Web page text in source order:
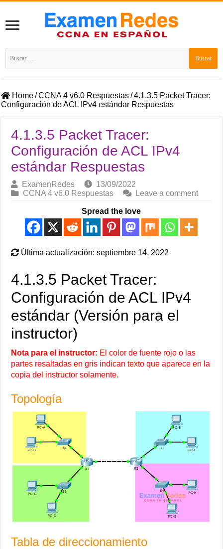
Buscar:
Home/CCNA 4 v6.0 Respuestas/4.1.3.5 Packet Tracer:
Configuración de ACL IPv4 estándar Respuestas
4.1.3.5 Packet Tracer:
Configuración de ACL IPv4
estándar Respuestas
ExamenRedes
13/09/2022
CCNA 4 v6.0 Respuestas
Leave a comment
Spread the love
Última actualización: septiembre 14, 2022
4.1.3.5 Packet Tracer:
Configuración de ACL IPv4
estándar (Versión para el
instructor)
Nota para el instructor: El color de fuente rojo o las
partes resaltadas en gris indican texto que aparece en la
copia del instructor solamente.
Topología
Tabla de direccionamiento